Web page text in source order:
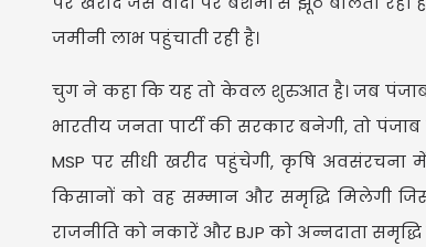
जमीनी लाभ पहुंचाती रही है।
चुग ने कहा कि यह तो केवल शुरुआत है। जब पंजाब
भारतीय जनता पार्टी की सरकार बनेगी, तो
MSP पर सीधी खरीद पहुंचेगी, कृषि अवसंरचना
किसानों को वह सम्मान और समृद्धि मिलेगी
राजनीति को नकारें और BJP को अन्नदाता